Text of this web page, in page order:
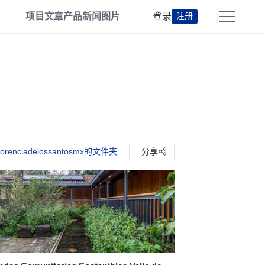
项目文章产品新闻 图片 登录 注册
的文件夹 分享